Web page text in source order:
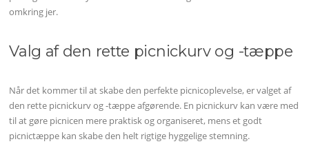
omkring jer.
Valg af den rette picnickurv og -tæppe
Når det kommer til at skabe den perfekte picnicoplevelse, er valget af
den rette picnickurv og -tæppe afgørende. En picnickurv kan være med
til at gøre picnicen mere praktisk og organiseret, mens et godt
picnictæppe kan skabe den helt rigtige hyggelige stemning.